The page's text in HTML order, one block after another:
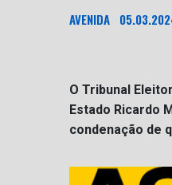
AVENIDA
O Tribunal
Estado Ricardo
condenação de